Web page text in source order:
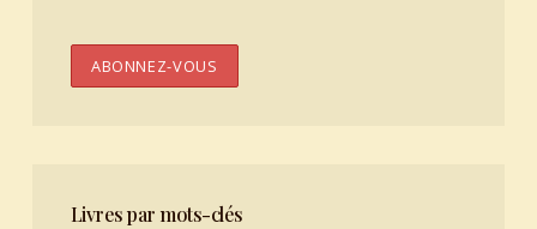
Livres par mots-clés